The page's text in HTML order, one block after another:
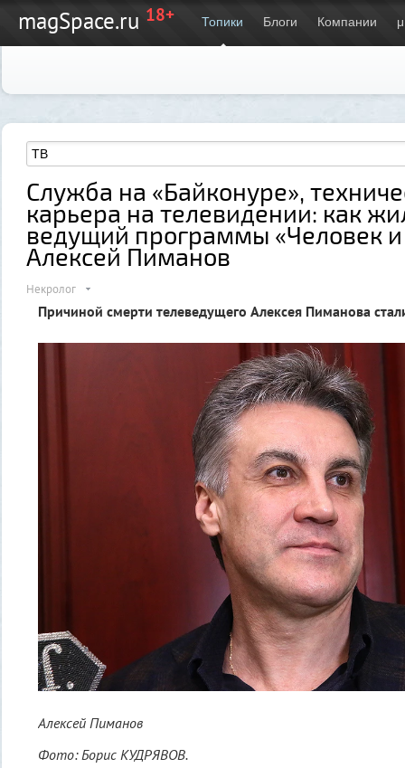
magSpace.ru 18+ Топики Блоги Компании μ
Служба на «Байконуре»,
карьера на телевидении: как
ведущий программы «Человек и
Алексей Пиманов
Некролог
Причиной смерти телеведущего Алексея Пиманова
Алексей Пиманов
Фото: Борис КУДРЯВОВ.